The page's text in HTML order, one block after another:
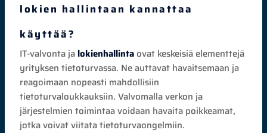
lokien hallintaan kannattaa
käyttää?
IT-valvonta ja lokienhallinta ovat keskeisiä elementtejä
yrityksen tietoturvassa. Ne auttavat havaitsemaan ja
reagoimaan nopeasti mahdollisiin
tietoturvaloukkauksiin. Valvomalla verkon ja
järjestelmien toimintaa voidaan havaita poikkeamat,
jotka voivat viitata tietoturvaongelmiin.